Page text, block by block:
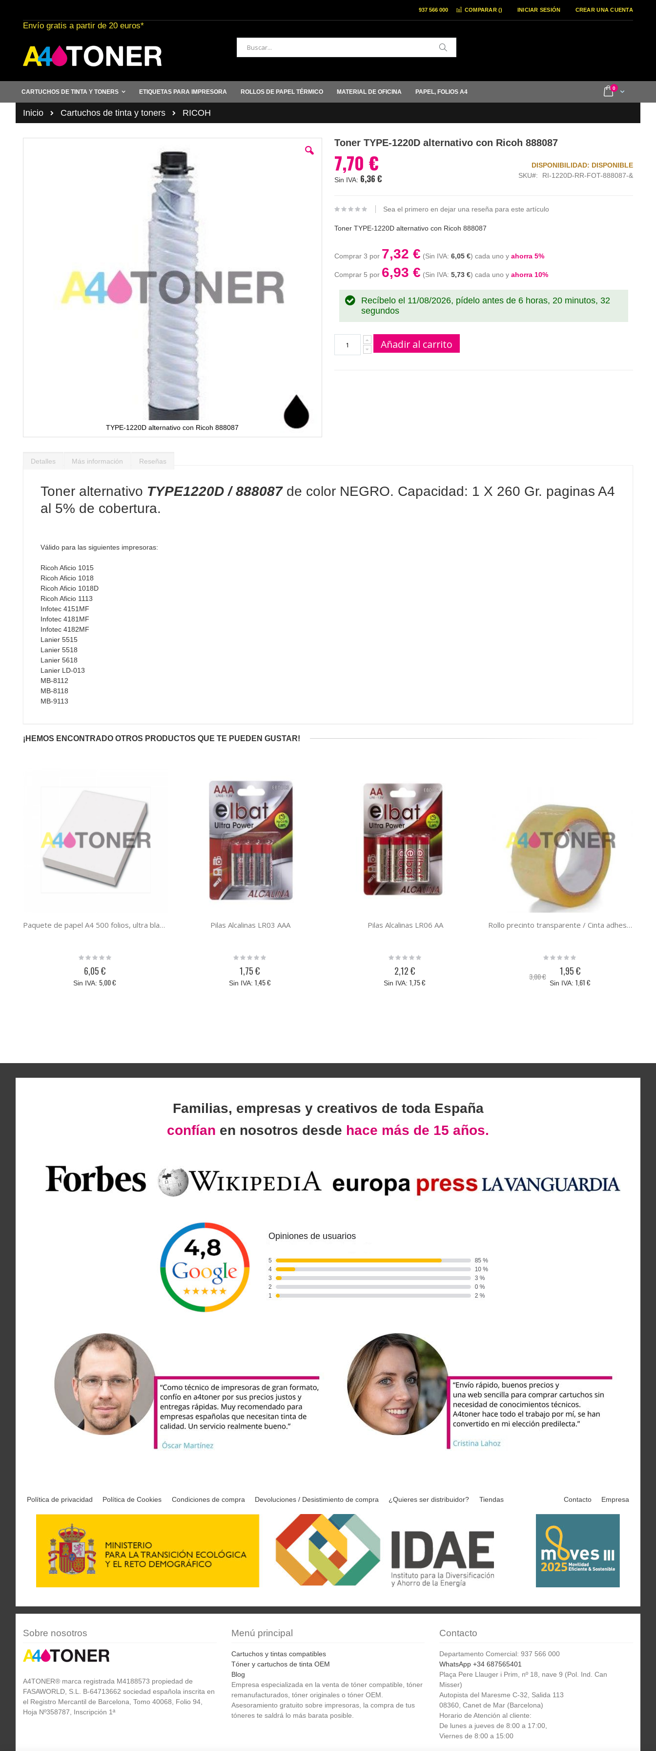
al
contenido
COMPARAR () INICIAR SESIÓN CREAR UNA CUENTA
937 566 000
Envío gratis a partir de 20 euros*
Buscar
Cart
0items
CARTUCHOS DE TINTA Y TONERS ETIQUETAS PARA IMPRESORA ROLLOS DE PAPEL TÉRMICO MATERIAL DE OFICINA PAPEL, FOLIOS A4
Inicio Cartuchos de tinta y toners RICOH
TYPE-1220D alternativo con Ricoh 888087
comienzo
imágenes
Toner TYPE-1220D alternativo con Ricoh 888087
7,70 €
6,36 €
DISPONIBILIDAD: DISPONIBLE
SKU
RI-1220D-RR-FOT-888087-&
Sea el primero en dejar una reseña para este artículo
Toner TYPE-1220D alternativo con Ricoh 888087
Comprar 3 por 7,32 € 6,05 € cada uno y ahorra 5%
Comprar 5 por 6,93 € 5,73 € cada uno y ahorra 10%
Recíbelo el 11/08/2026, pídelo antes de 6 horas, 20 minutos, 31
segundos
Añadir al carrito
Detalles
Toner alternativo TYPE1220D / 888087 de color NEGRO. Capacidad: 1 X 260 Gr. paginas A4
al 5% de cobertura.
Válido para las siguientes impresoras:
Ricoh Aficio 1015
Ricoh Aficio 1018
Ricoh Aficio 1018D
Ricoh Aficio 1113
Infotec 4151MF
Infotec 4181MF
Infotec 4182MF
Lanier 5515
Lanier 5518
Lanier 5618
Lanier LD-013
MB-8112
MB-8118
MB-9113
Más información Reseñas
¡HEMOS ENCONTRADO OTROS PRODUCTOS QUE TE PUEDEN GUSTAR!
Paquete de papel A4 500 folios, ultra blanco, 80 gramos de peso y barato
Rating:
6,05 €
5,00 €
Pilas Alcalinas LR03 AAA
Rating:
1,75 €
1,45 €
Pilas Alcalinas LR06 AA
Rating:
2,12 €
1,75 €
Rollo precinto transparente / Cinta adhesiva de polipropileno transparente tamaño 120 metros x 48mm ancho
Rating:
3,00 €
Precio
especial
1,95 €
1,61 €
Familias, empresas y creativos de toda España
confían en nosotros desde hace más de 15 años.
Política de privacidad Política de Cookies Condiciones de compra Devoluciones / Desistimiento de compra ¿Quieres ser distribuidor? Tiendas Contacto Empresa
Sobre nosotros
A4TONER® marca registrada M4188573 propiedad de
FASAWORLD, S.L. B-64713662 sociedad española inscrita en
el Registro Mercantil de Barcelona, Tomo 40068, Folio 94,
Hoja Nº358787, Inscripción 1ª
Menú principal
Cartuchos y tintas compatibles
Tóner y cartuchos de tinta OEM
Blog
Empresa especializada en la venta de tóner compatible, tóner
remanufacturados, tóner originales o tóner OEM.
Asesoramiento gratuito sobre impresoras, la compra de tus
tóneres te saldrá lo más barata posible.
Contacto
Departamento Comercial: 937 566 000
WhatsApp +34 687565401
Plaça Pere Llauger i Prim, nº 18, nave 9 (Pol. Ind. Can
Misser)
Autopista del Maresme C-32, Salida 113
08360, Canet de Mar (Barcelona)
Horario de Atención al cliente:
De lunes a jueves de 8:00 a 17:00,
Viernes de 8:00 a 15:00